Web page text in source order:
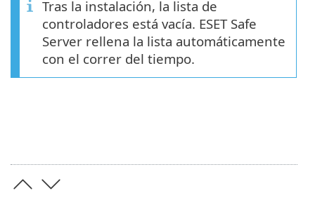
Tras la instalación, la lista de
controladores está vacía. ESET Safe
Server rellena la lista automáticamente
con el correr del tiempo.